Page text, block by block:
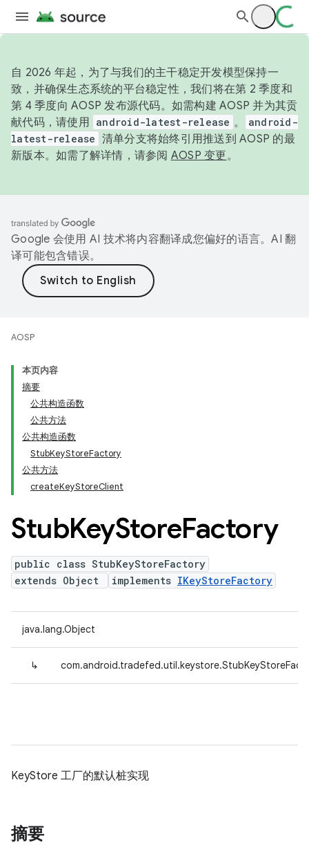
自 2026 年起，为了与我们的主干稳定开发模型保持一
致，并确保生态系统的平台稳定性，我们将在第 2 季度和
第 4 季度向 AOSP 发布源代码。如需构建 AOSP 并为其贡
献代码，请使用 android-latest-release 。
android-
latest-release 清单分支将始终引用推送到 AOSP 的最
新版本。如需了解详情，请参阅 AOSP 变更。
Google 会使用 AI 技术将内容翻译成您偏好的语言。AI 翻
译可能包含错误。
AOSP
本页内容
摘要
公共构造函数
公共方法
公共构造函数
StubKeyStoreFactory
公共方法
createKeyStoreClient
StubKeyStoreFactory
public class StubKeyStoreFactory
extends Object
implements IKeyStoreFactory
java.lang.Object
↳
KeyStore 工厂的默认桩实现
摘要